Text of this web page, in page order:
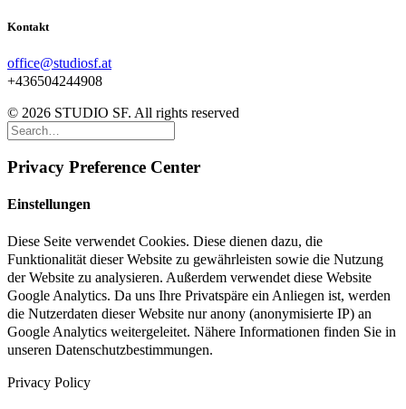
Kontakt
office@studiosf.at
+436504244908
© 2026 STUDIO SF. All rights reserved
Privacy Preference Center
Einstellungen
Diese Seite verwendet Cookies. Diese dienen dazu, die
Funktionalität dieser Website zu gewährleisten sowie die Nutzung
der Website zu analysieren. Außerdem verwendet diese Website
Google Analytics. Da uns Ihre Privatspäre ein Anliegen ist, werden
die Nutzerdaten dieser Website nur anony (anonymisierte IP) an
Google Analytics weitergeleitet. Nähere Informationen finden Sie in
unseren Datenschutzbestimmungen.
Privacy Policy